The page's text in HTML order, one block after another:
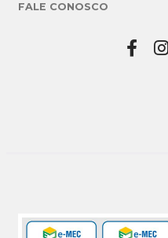
FALE CONOSCO